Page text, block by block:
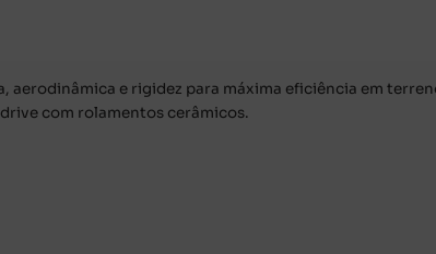
e rigidez para máxima eficiência em
com rolamentos cerâmicos.